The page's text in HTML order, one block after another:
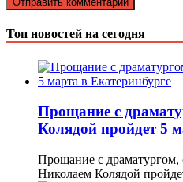
Топ новостей на сегодня
Прощание с
Колядой пройдет 5
Прощание с драматургом,
Николаем Колядой